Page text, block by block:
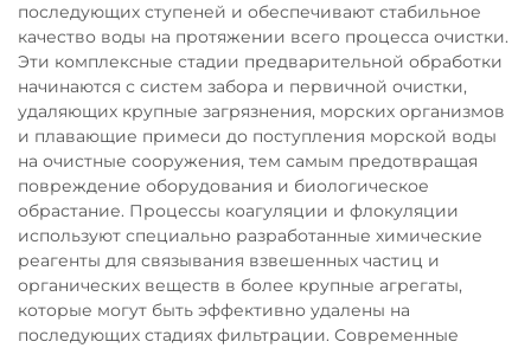
последующих ступеней и обеспечивают стабильное
качество воды на протяжении всего процесса очистки.
Эти комплексные стадии предварительной обработки
начинаются с систем забора и первичной очистки,
удаляющих крупные загрязнения, морских организмов
и плавающие примеси до поступления морской воды
на очистные сооружения, тем самым предотвращая
повреждение оборудования и биологическое
обрастание. Процессы коагуляции и флокуляции
используют специально разработанные химические
реагенты для связывания взвешенных частиц и
органических веществ в более крупные агрегаты,
которые могут быть эффективно удалены на
последующих стадиях фильтрации. Современные